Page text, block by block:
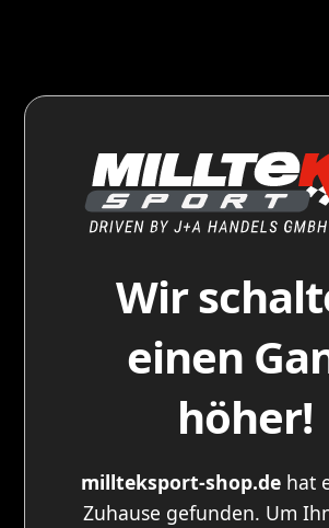
Wir
einen
höher!
millteksport-shop.dehat
Zuhause gefunden. Um